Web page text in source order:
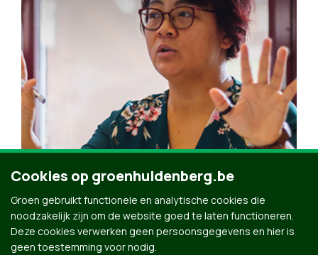
Cookies op groenhuldenberg.be
Groen gebruikt functionele en analytische cookies die
noodzakelijk zijn om de website goed te laten functioneren.
Deze cookies verwerken geen persoonsgegevens en hier is
geen toestemming voor nodig.